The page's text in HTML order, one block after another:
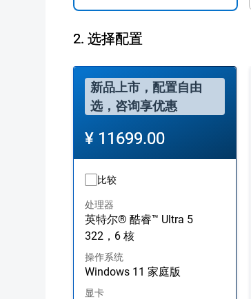
2. 选择配置
配置 1
新品上市，配置自由
选，咨询享优惠
价格
¥ 11699.00
比较
处理器
英特尔® 酷睿™ Ultra 5
322，6 核
操作系统
Windows 11 家庭版
显卡